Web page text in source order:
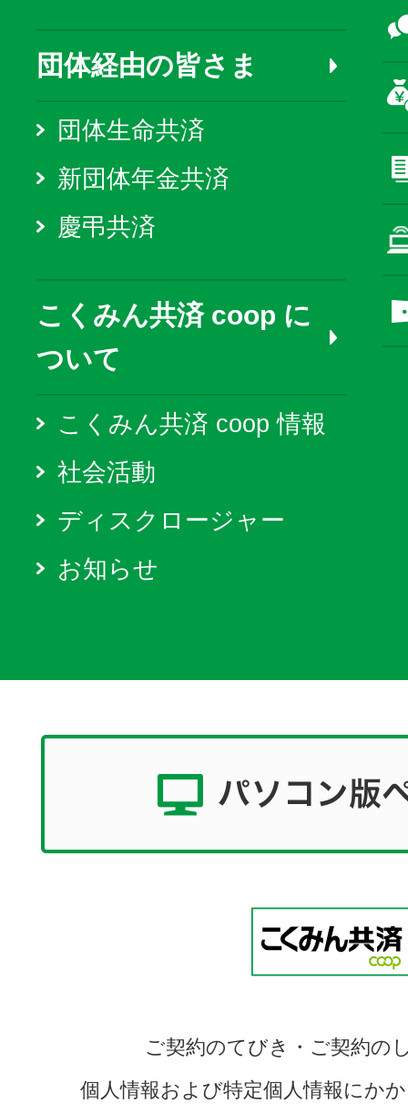
団体経由の皆さま
団体生命共済
新団体年金共済
慶弔共済
こくみん共済 coop に
ついて
こくみん共済 coop 情報
社会活動
ディスクロージャー
お知らせ
ご契約のてびき・ご契約の
個人情報および特定個人情報にか